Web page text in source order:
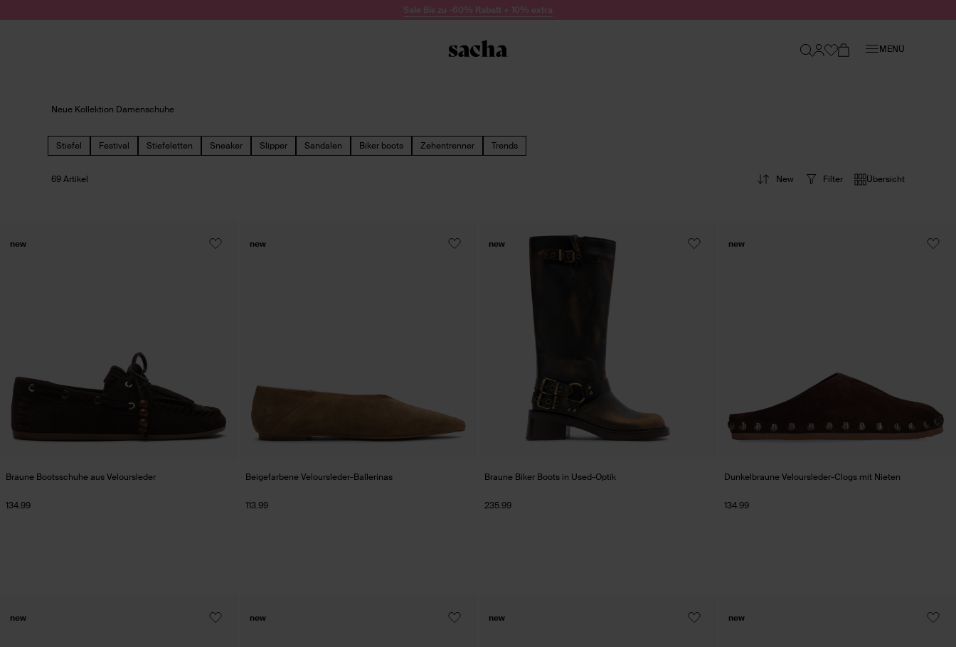
Sale Bis zu -60% Rabatt + 10% extra
MENÜ
Neue Kollektion Damenschuhe
Stiefel Festival Stiefeletten Sneaker Slipper Sandalen Biker boots Zehentrenner Trends
Filter Übersicht
69 Artikel New
Braune Bootsschuhe aus Veloursleder
134.99
new
Beigefarbene Veloursleder-Ballerinas
113.99
new
Braune Biker Boots in Used-Optik
235.99
new
Dunkelbraune Veloursleder-Clogs mit Nieten
134.99
new
new new new new